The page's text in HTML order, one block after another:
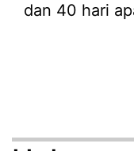
dan 40 hari